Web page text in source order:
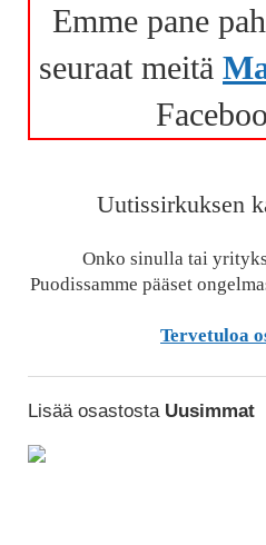
Emme pane
seuraat meitä
Uutissirkuksen
Onko sinulla tai
Puodissamme pääset
Tervetuloa
Lisää osastosta Uusimmat